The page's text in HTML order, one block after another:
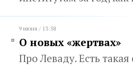
9 июня / 13:58
О новых «жертвах»
Про Леваду. Есть